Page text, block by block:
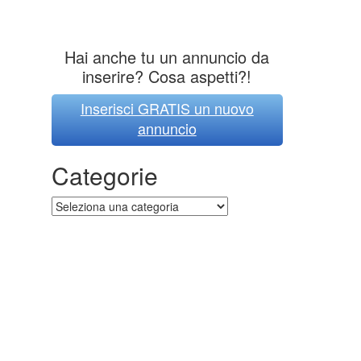
Hai anche tu un annuncio da
inserire? Cosa aspetti?!
Inserisci GRATIS un nuovo
annuncio
Categorie
Categorie